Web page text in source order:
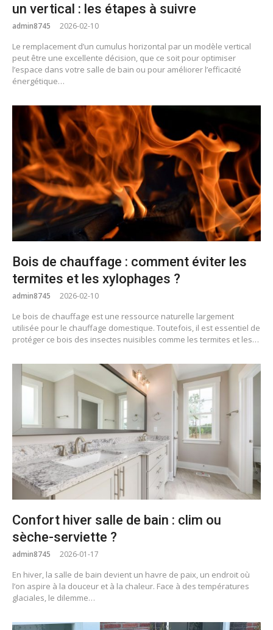
un vertical : les étapes à suivre
admin8745 2026-02-10
Le remplacement d’un cumulus horizontal par un modèle vertical
peut être une excellente décision, que ce soit pour optimiser
l’espace dans votre salle de bain ou pour améliorer l’efficacité
énergétique…
Bois de chauffage : comment éviter les
termites et les xylophages ?
admin8745 2026-02-10
Le bois de chauffage est une ressource naturelle largement
utilisée pour le chauffage domestique. Toutefois, il est essentiel de
protéger ce bois des insectes nuisibles comme les termites et les…
Confort hiver salle de bain : clim ou
sèche-serviette ?
admin8745 2026-01-17
En hiver, la salle de bain devient un havre de paix, un endroit où
l’on aspire à la douceur et à la chaleur. Face à des températures
glaciales, le dilemme…